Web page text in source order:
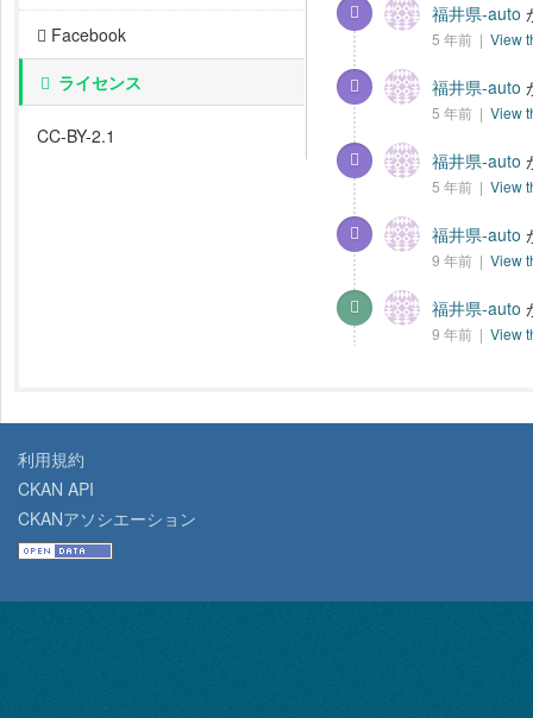
Facebook
ライセンス
CC-BY-2.1
福井県-auto
5 年前 | View
福井県-auto
5 年前 | View
福井県-auto
5 年前 | View
福井県-auto
9 年前 | View
福井県-auto
9 年前 | View
利用規約
CKAN API
CKANアソシエーション